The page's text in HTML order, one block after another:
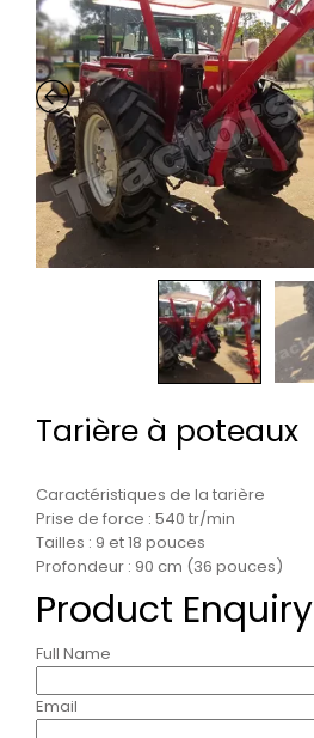
Tarière à poteaux
Caractéristiques de la tarière
Prise de force : 540 tr/min
Tailles : 9 et 18 pouces
Profondeur : 90 cm (36 pouces)
Product Enquiry
Full Name
Email